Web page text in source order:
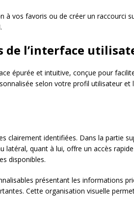
vos favoris ou de créer un raccourci
l’interface
épurée et intuitive, conçue pour
selon votre profil utilisateur
clairement identifiées. Dans la partie
quant à lui, offre un accès
disponibles.
présentant les informations
Cette organisation visuelle